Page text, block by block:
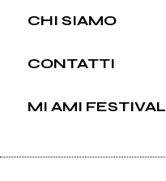
CHI SIAMO
CONTATTI
MI AMI FESTIVAL